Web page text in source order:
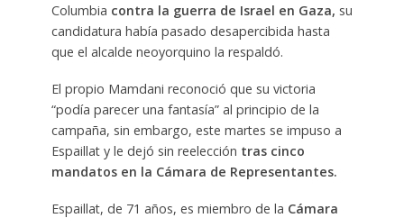
Columbia contra la guerra de Israel en Gaza, su
candidatura había pasado desapercibida hasta
que el alcalde neoyorquino la respaldó.
El propio Mamdani reconoció que su victoria
“podía parecer una fantasía” al principio de la
campaña, sin embargo, este martes se impuso a
Espaillat y le dejó sin reelección tras cinco
mandatos en la Cámara de Representantes.
Espaillat, de 71 años, es miembro de la Cámara